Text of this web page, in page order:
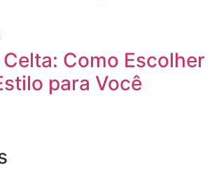
Como Escolher
para Você